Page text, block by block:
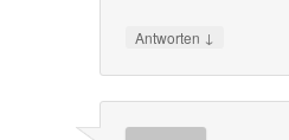
Antworten ↓